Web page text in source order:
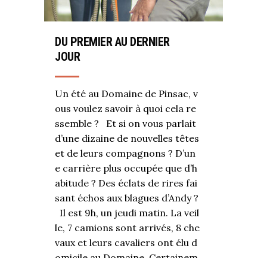
DU PREMIER AU DERNIER
JOUR
Un été au Domaine de Pinsac, v
ous voulez savoir à quoi cela re
ssemble ? Et si on vous parlait
d’une dizaine de nouvelles têtes
et de leurs compagnons ? D’un
e carrière plus occupée que d’h
abitude ? Des éclats de rires fai
sant échos aux blagues d’Andy ?
Il est 9h, un jeudi matin. La veil
le, 7 camions sont arrivés, 8 che
vaux et leurs cavaliers ont élu d